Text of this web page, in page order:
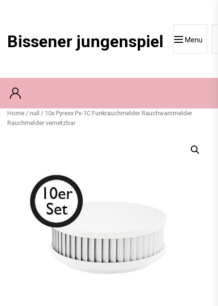
Bissener jungenspiel Menu
Home / null
/ 10x Pyrexx Px-1C Funkrauchmelder Rauchwarnmelder
Rauchmelder vernetzbar